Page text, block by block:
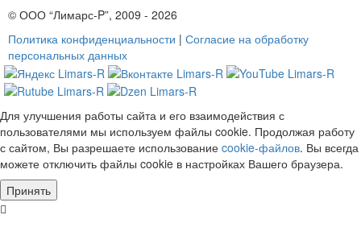
© ООО “Лимарс-P”, 2009 - 2026
Политика конфиденциальности | Согласие на обработку
персональных данных
Для улучшения работы сайта и его взаимодействия с
пользователями мы используем файлы cookie. Продолжая работу
с сайтом, Вы разрешаете использование cookie-файлов. Вы всегда
можете отключить файлы cookie в настройках Вашего браузера.
Принять